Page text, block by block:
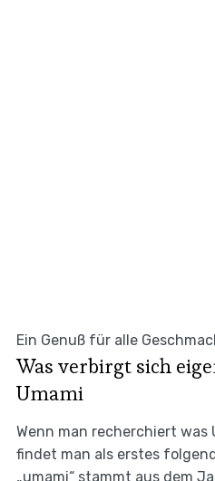
Ein Genuß für alle
Was verbirgt sich
Umami
Wenn man recherchiert was
findet man als erstes
„umami“ stammt aus dem